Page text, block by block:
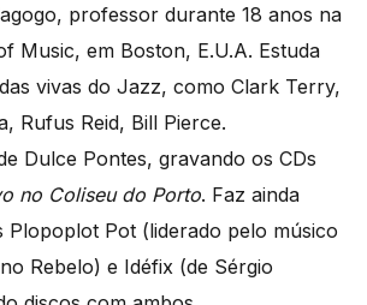
professor durante 18 anos na
Music, em Boston, E.U.A. Estuda
vivas do Jazz, como Clark Terry,
Rufus Reid, Bill Pierce.
Dulce Pontes, gravando os CDs
no Coliseu do Porto. Faz ainda
Plopoplot Pot (liderado pelo músico
Rebelo) e Idéfix (de Sérgio